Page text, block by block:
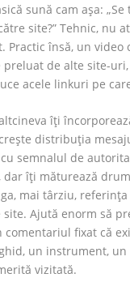
sună cam așa:
site?” Tehnic, nu
Practic însă, un video
preluat de alte site-
acele linkuri pe
îți
distribuția
semnalul de
dar îți măturează
mai târziu,
site. Ajută enorm să
comentariul fixat că
un instrument,
vizitată.